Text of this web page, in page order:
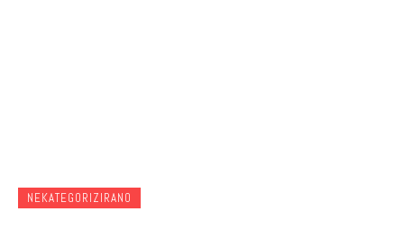
NEKATEGORIZIRANO